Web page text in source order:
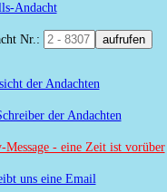
Andacht
Nr.: aufrufen
der Andachten
der Andachten
Message - eine Zeit ist vorüber
uns eine Email